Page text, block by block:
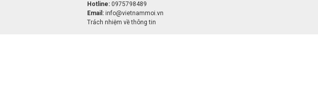
Hotline: 0975798489
Email: info@vietnammoi.vn
Trách nhiệm về thông tin